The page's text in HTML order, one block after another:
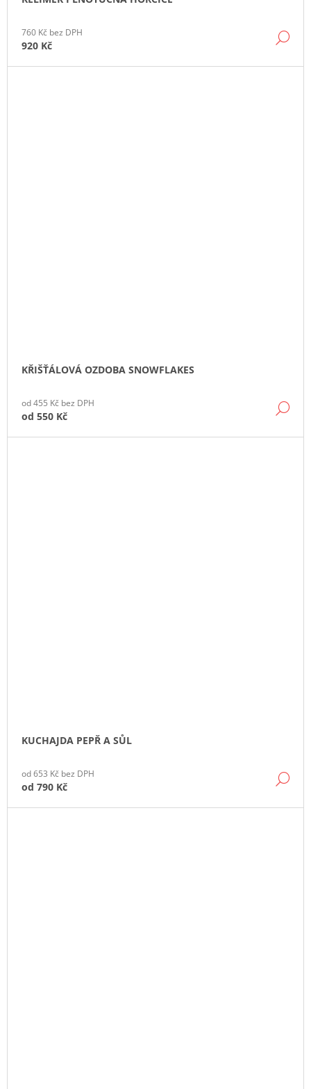
760 Kč bez DPH
920 Kč
KŘIŠŤÁLOVÁ OZDOBA SNOWFLAKES
od 455 Kč bez DPH
od 550 Kč
KUCHAJDA PEPŘ A SŮL
od 653 Kč bez DPH
od 790 Kč